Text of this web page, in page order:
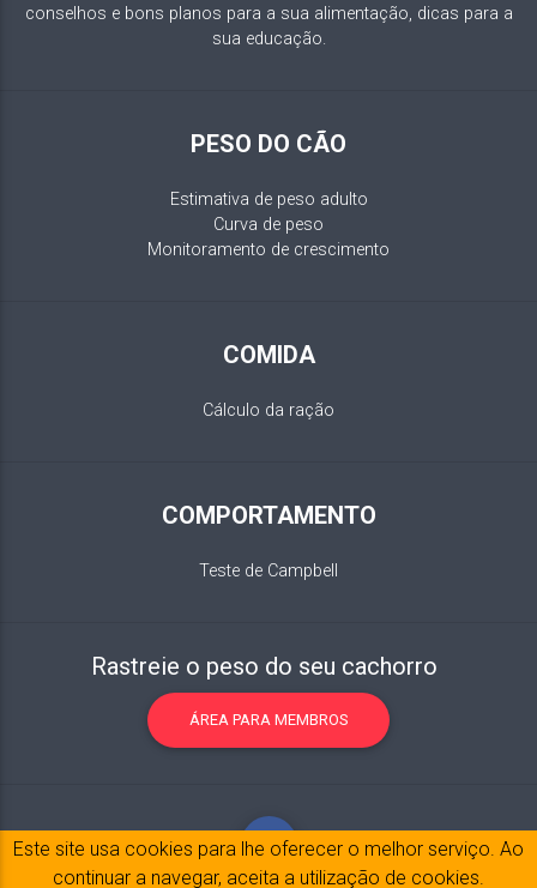
conselhos e bons planos para a sua alimentação, dicas para a
sua educação.
PESO DO CÃO
Estimativa de peso adulto
Curva de peso
Monitoramento de crescimento
COMIDA
Cálculo da ração
COMPORTAMENTO
Teste de Campbell
Rastreie o peso do seu cachorro
ÁREA PARA MEMBROS
Este site usa cookies para lhe oferecer o melhor serviço. Ao
continuar a navegar, aceita a utilização de cookies.